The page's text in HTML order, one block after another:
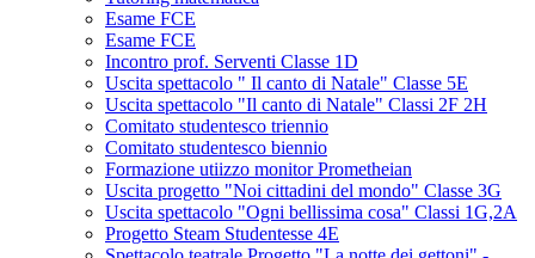
Esame FCE
Esame FCE
Incontro prof. Serventi Classe 1D
Uscita spettacolo " Il canto di Natale" Classe 5E
Uscita spettacolo "Il canto di Natale" Classi 2F 2H
Comitato studentesco triennio
Comitato studentesco biennio
Formazione utiizzo monitor Prometheian
Uscita progetto "Noi cittadini del mondo" Classe 3G
Uscita spettacolo "Ogni bellissima cosa" Classi 1G,2A
Progetto Steam Studentesse 4E